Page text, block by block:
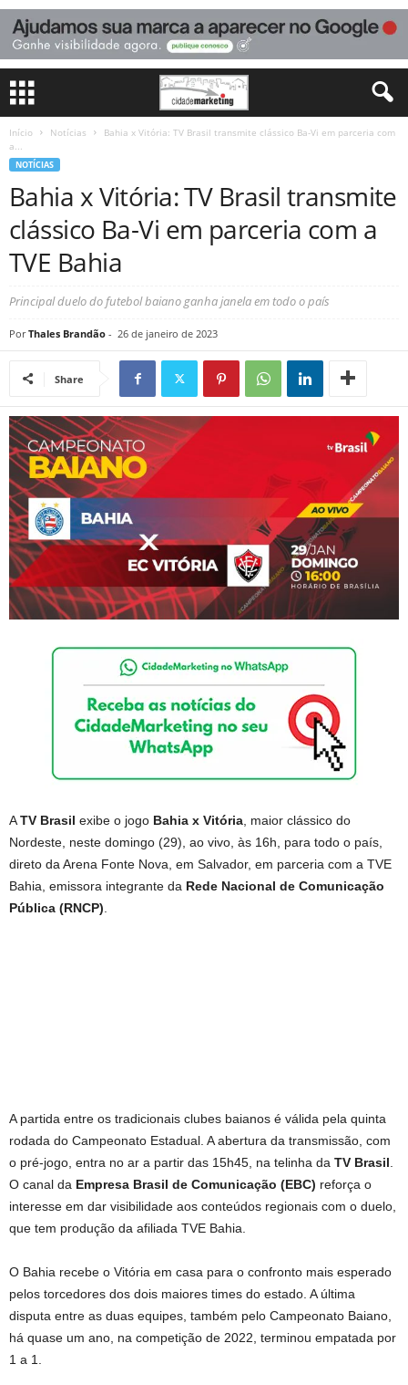
Início Notícias
Bahia x Vitória: TV Brasil transmite clássico Ba-Vi em parceria com
a...
NOTÍCIAS
Bahia x Vitória: TV Brasil transmite
clássico Ba-Vi em parceria com a
TVE Bahia
Principal duelo do futebol baiano ganha janela em todo o país
Por Thales Brandão - 26 de janeiro de 2023
Share
ATV Brasil exibe o jogo Bahia x Vitória, maior clássico do
Nordeste, neste domingo (29), ao vivo, às 16h, para todo o país,
direto da Arena Fonte Nova, em Salvador, em parceria com a TVE
Bahia, emissora integrante da Rede Nacional de Comunicação
Pública (RNCP).
A partida entre os tradicionais clubes baianos é válida pela quinta
rodada do Campeonato Estadual. A abertura da transmissão, com
o pré-jogo, entra no ar a partir das 15h45, na telinha da TV Brasil.
O canal da Empresa Brasil de Comunicação (EBC) reforça o
interesse em dar visibilidade aos conteúdos regionais com o duelo,
que tem produção da afiliada TVE Bahia.
O Bahia recebe o Vitória em casa para o confronto mais esperado
pelos torcedores dos dois maiores times do estado. A última
disputa entre as duas equipes, também pelo Campeonato Baiano,
há quase um ano, na competição de 2022, terminou empatada por
1 a 1.